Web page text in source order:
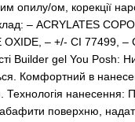
опилу/ом, корекції
– ACRYLATES
OXIDE, – +/- CI 77499,
Builder gel You Posh:
Комфортний в
нанесення:
поверхню,